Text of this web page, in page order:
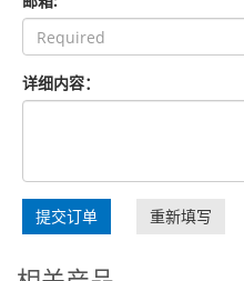
详细内容：
提交订单 重新填写